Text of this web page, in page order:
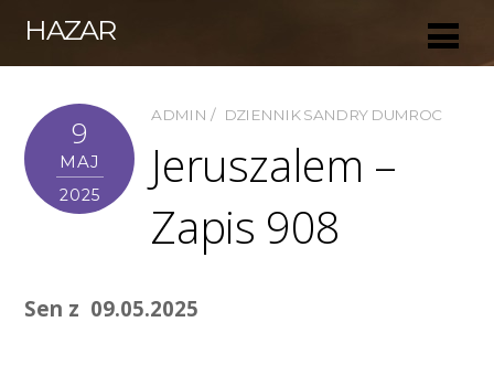
HAZAR
9
MAJ
2025
ADMIN DZIENNIK SANDRY DUMROC
Jeruszalem –
Zapis 908
Sen z 09.05.2025